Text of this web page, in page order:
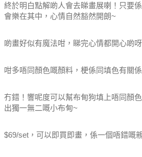
終於明白點解啲人會去睇畫展喇！只要
會樂在其中，心情自然豁然開朗~
啲畫好似有魔法咁，睇完心情都開心啲呀
咁多唔同顏色嘅顏料，梗係同填色有關係
冇錯！響呢度可以幫布甸狗填上唔同顏
出獨一無二嘅小布甸~
$69/set，可以即買即畫，係一個唔錯嘅